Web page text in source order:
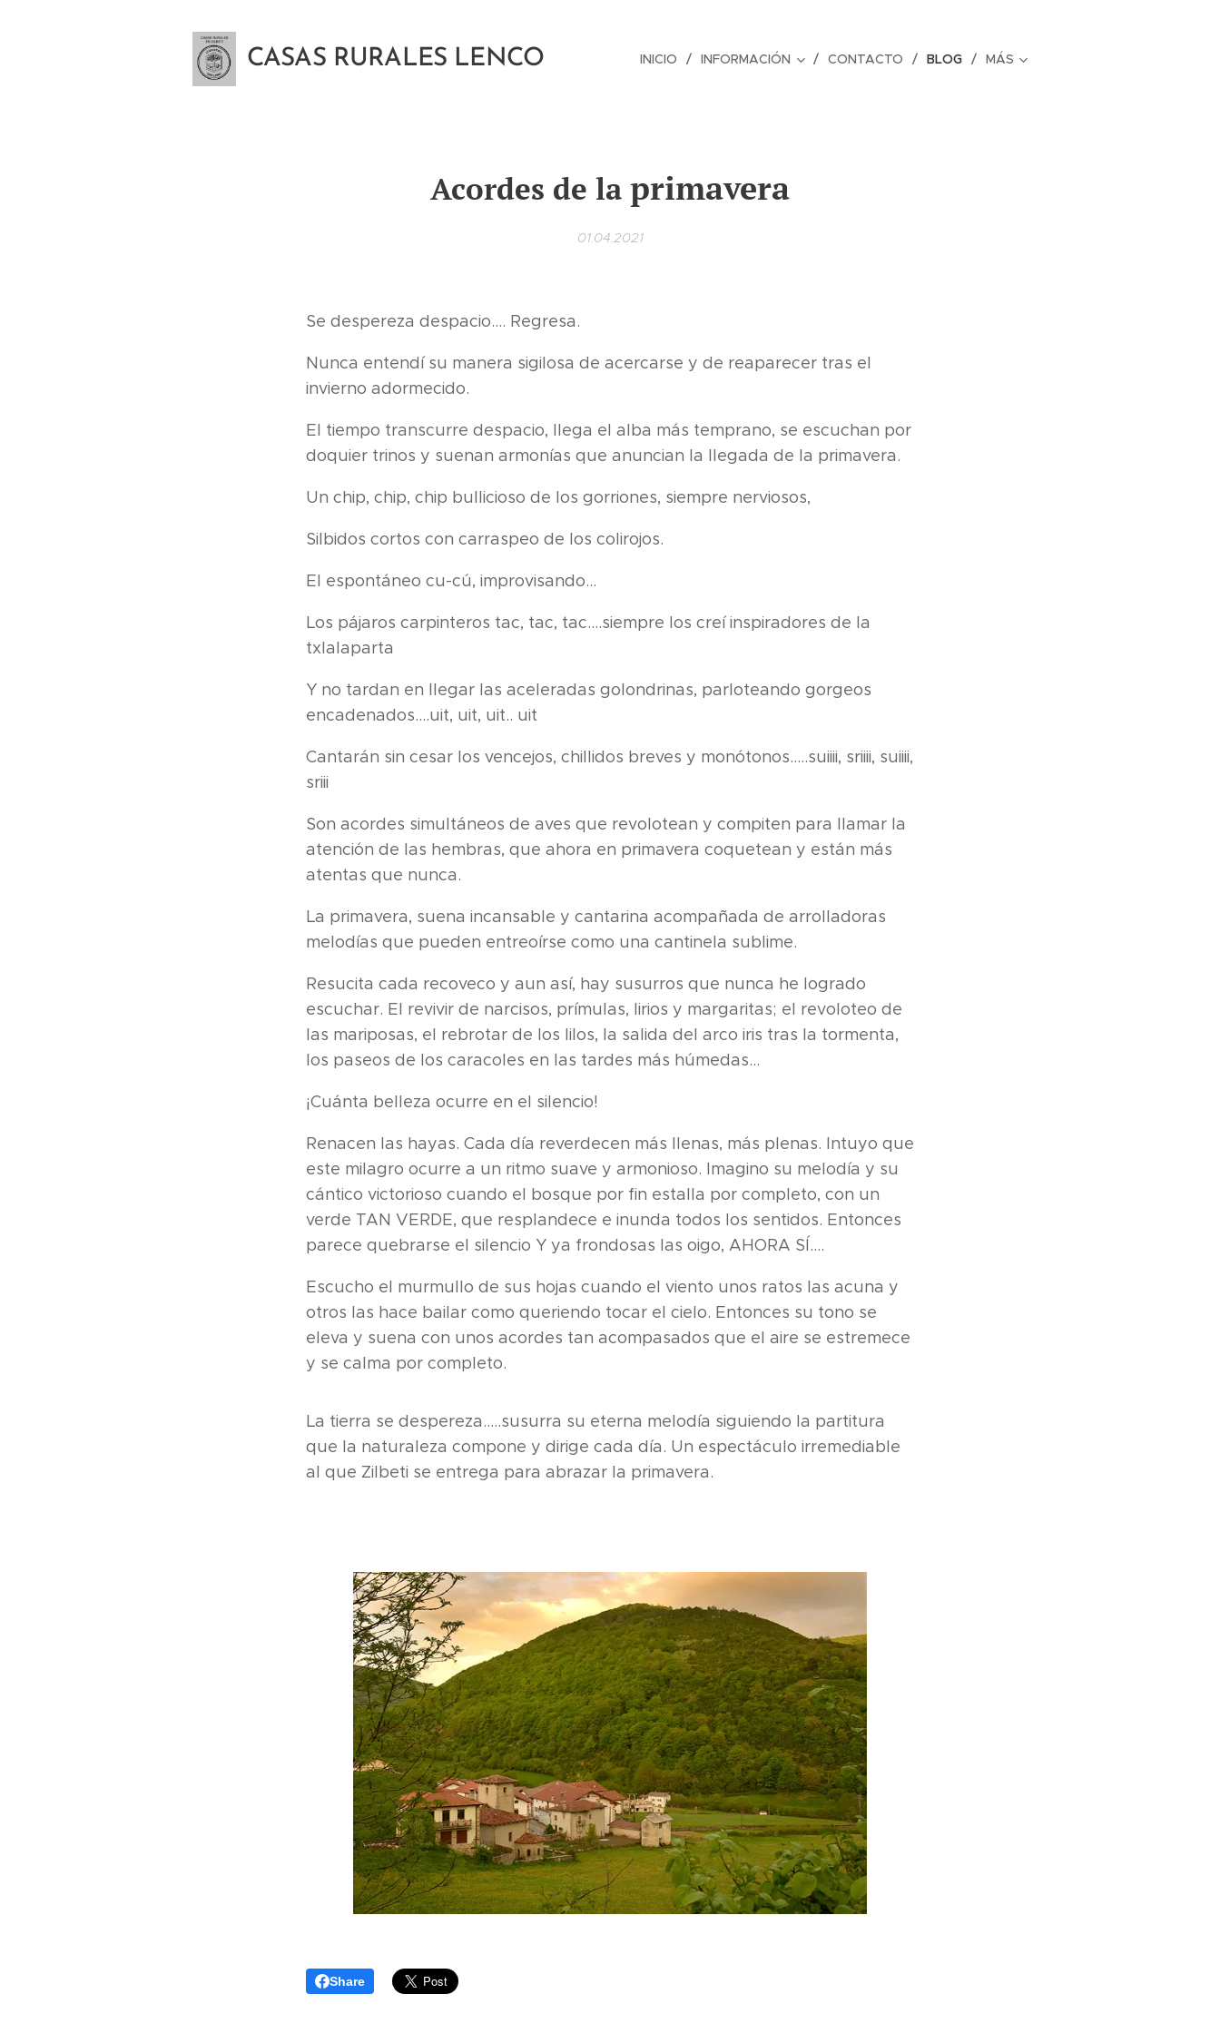
CASAS RURALES LENCO INICIO INFORMACIÓN CONTACTO BLOG MÁS
Acordes de la primavera
01.04.2021
Se despereza despacio.... Regresa.
Nunca entendí su manera sigilosa de acercarse y de reaparecer tras el
invierno adormecido.
El tiempo transcurre despacio, llega el alba más temprano, se escuchan por
doquier trinos y suenan armonías que anuncian la llegada de la primavera.
Un chip, chip, chip bullicioso de los gorriones, siempre nerviosos,
Silbidos cortos con carraspeo de los colirojos.
El espontáneo cu-cú, improvisando...
Los pájaros carpinteros tac, tac, tac....siempre los creí inspiradores de la
txlalaparta
Y no tardan en llegar las aceleradas golondrinas, parloteando gorgeos
encadenados....uit, uit, uit.. uit
Cantarán sin cesar los vencejos, chillidos breves y monótonos.....suiiii, sriiii, suiiii,
sriii
Son acordes simultáneos de aves que revolotean y compiten para llamar la
atención de las hembras, que ahora en primavera coquetean y están más
atentas que nunca.
La primavera, suena incansable y cantarina acompañada de arrolladoras
melodías que pueden entreoírse como una cantinela sublime.
Resucita cada recoveco y aun así, hay susurros que nunca he logrado
escuchar. El revivir de narcisos, prímulas, lirios y margaritas; el revoloteo de
las mariposas, el rebrotar de los lilos, la salida del arco iris tras la tormenta,
los paseos de los caracoles en las tardes más húmedas...
¡Cuánta belleza ocurre en el silencio!
Renacen las hayas. Cada día reverdecen más llenas, más plenas. Intuyo que
este milagro ocurre a un ritmo suave y armonioso. Imagino su melodía y su
cántico victorioso cuando el bosque por fin estalla por completo, con un
verde TAN VERDE, que resplandece e inunda todos los sentidos. Entonces
parece quebrarse el silencio Y ya frondosas las oigo, AHORA SÍ....
Escucho el murmullo de sus hojas cuando el viento unos ratos las acuna y
otros las hace bailar como queriendo tocar el cielo. Entonces su tono se
eleva y suena con unos acordes tan acompasados que el aire se estremece
y se calma por completo.
La tierra se despereza.....susurra su eterna melodía siguiendo la partitura
que la naturaleza compone y dirige cada día. Un espectáculo irremediable
al que Zilbeti se entrega para abrazar la primavera.
Share